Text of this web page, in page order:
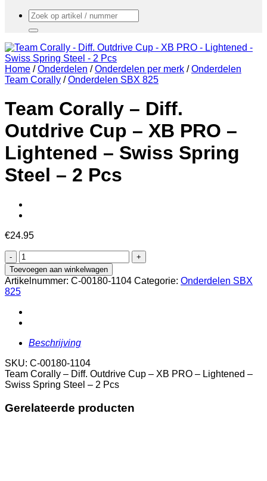
Zoeken
naar:
Home / Onderdelen / Onderdelen per merk / Onderdelen
Team Corally / Onderdelen SBX 825
Team Corally – Diff.
Outdrive Cup – XB PRO –
Lightened – Swiss Spring
Steel – 2 Pcs
€24.95
Team
Corally
-
Diff.
Outdrive
Cup
-
PRO
Lightened
-
Swiss
Steel
Toevoegen aan winkelwagen
Artikelnummer: C-00180-1104 Categorie: Onderdelen SBX
825
Beschrijving
SKU: C-00180-1104
Team Corally – Diff. Outdrive Cup – XB PRO – Lightened –
Swiss Spring Steel – 2 Pcs
Gerelateerde producten